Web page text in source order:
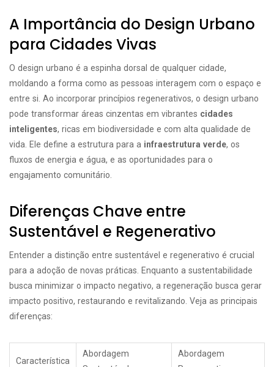
A Importância do Design Urbano
para Cidades Vivas
O design urbano é a espinha dorsal de qualquer cidade,
moldando a forma como as pessoas interagem com o espaço e
entre si. Ao incorporar princípios regenerativos, o design urbano
pode transformar áreas cinzentas em vibrantes cidades
inteligentes, ricas em biodiversidade e com alta qualidade de
vida. Ele define a estrutura para a infraestrutura verde, os
fluxos de energia e água, e as oportunidades para o
engajamento comunitário.
Diferenças Chave entre
Sustentável e Regenerativo
Entender a distinção entre sustentável e regenerativo é crucial
para a adoção de novas práticas. Enquanto a sustentabilidade
busca minimizar o impacto negativo, a regeneração busca gerar
impacto positivo, restaurando e revitalizando. Veja as principais
diferenças:
Característica
Abordagem
Abordagem